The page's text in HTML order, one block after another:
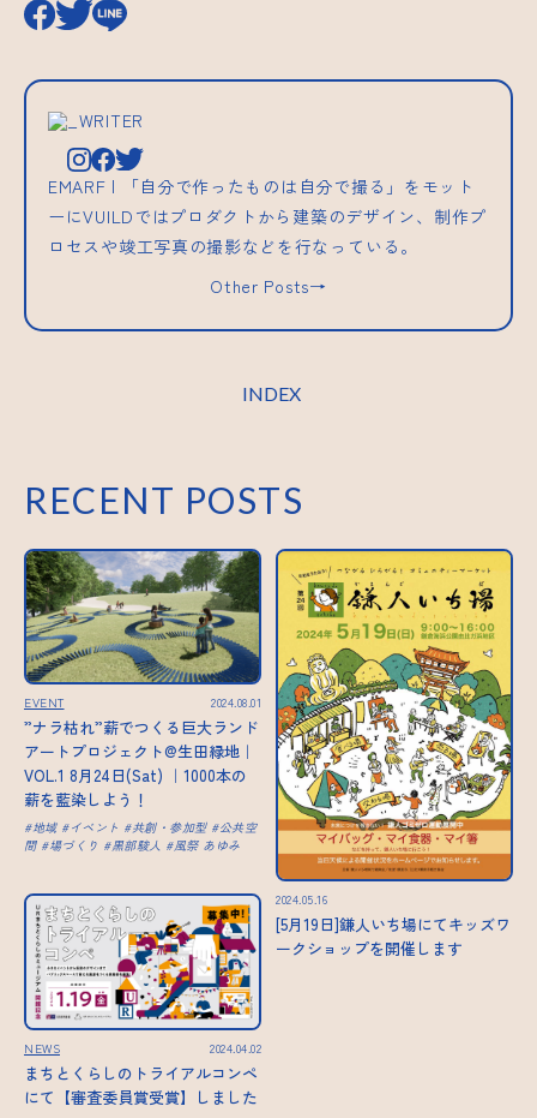
_WRITER
EMARF | 「自分で作ったものは自分で撮る」をモット
ーにVUILDではプロダクトから建築のデザイン、制作プ
ロセスや竣工写真の撮影などを行なっている。
Other Posts→
INDEX
RECENT POSTS
EVENT 2024.08.01
”ナラ枯れ”薪でつくる巨大ランド
アートプロジェクト@生田緑地｜
VOL.1 8月24日(Sat) ｜1000本の
薪を藍染しよう！
地域 イベント 共創・参加型
公共空
間
場づくり 黒部駿人 風祭 あゆみ
2024.05.16
[5月19日]鎌人いち場にてキッズワ
ークショップを開催します
NEWS 2024.04.02
まちとくらしのトライアルコンペ
にて【審査委員賞受賞】しました